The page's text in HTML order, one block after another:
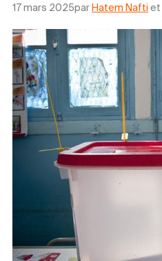
17 mars 2025par Hatem Naftiet